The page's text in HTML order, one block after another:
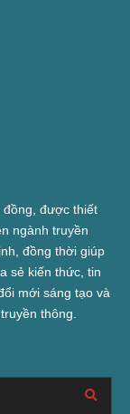
đồng, được thiết
ngành truyền
đồng thời giúp
sẻ kiến thức, tin
mới sáng tạo và
thông.